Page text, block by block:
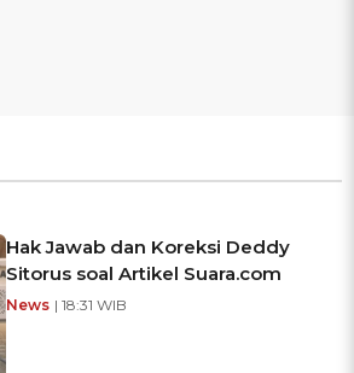
Hak Jawab dan Koreksi Deddy
Sitorus soal Artikel Suara.com
News | 18:31 WIB